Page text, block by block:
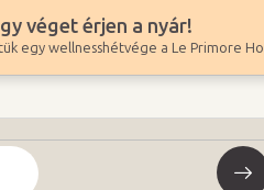
véget érjen a nyár!
egy wellnesshétvége a Le Primore